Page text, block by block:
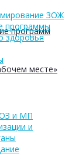
программ
месте»
ЗОЖ
программы
здоровья
и МП
и